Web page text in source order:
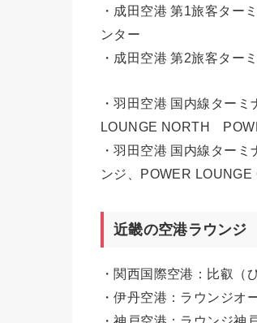
・成田空港 第1旅客ター
ンター
・成田空港 第2旅客ター
・羽田空港 国内線ター
LOUNGE NORTH
・羽田空港 国内線ター
ンジ、POWER LOUNGE
近畿の空港ラウンジ
・関西国際空港：比叡
・伊丹空港：ラウンジオ